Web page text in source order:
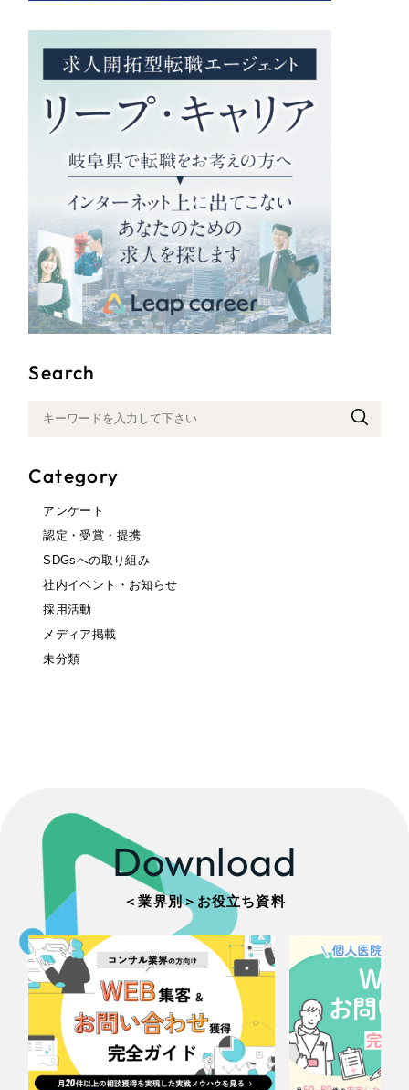
Search
Category
アンケート
認定・受賞・提携
SDGsへの取り組み
社内イベント・お知らせ
採用活動
メディア掲載
未分類
Download
＜業界別＞お役立ち資料